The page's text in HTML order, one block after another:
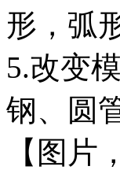
形，弧
5.改变
钢、圆
【图